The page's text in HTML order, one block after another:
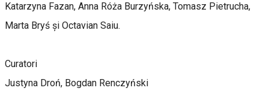
Katarzyna Fazan, Anna Róża Burzyńska, Tomasz Pietrucha,
Marta Bryś și Octavian Saiu.
Curatori
Justyna Droń, Bogdan Renczyński